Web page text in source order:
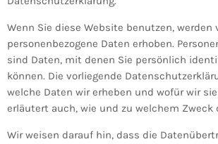
Wenn Sie diese Website benutzen, werden
personenbezogene Daten erhoben.
sind Daten, mit denen Sie persönlich
können. Die vorliegende
welche Daten wir erheben und wofür wir
erläutert auch, wie und zu welchem Zweck
Wir weisen darauf hin, dass die